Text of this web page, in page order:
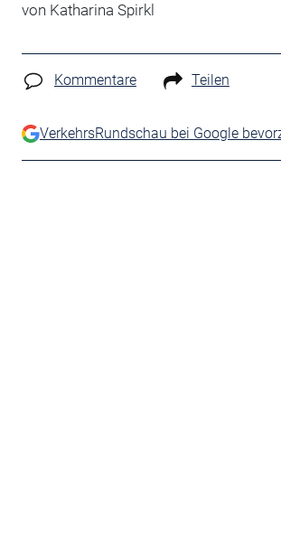
von Katharina Spirkl
Kommentare Teilen
VerkehrsRundschau bei Google